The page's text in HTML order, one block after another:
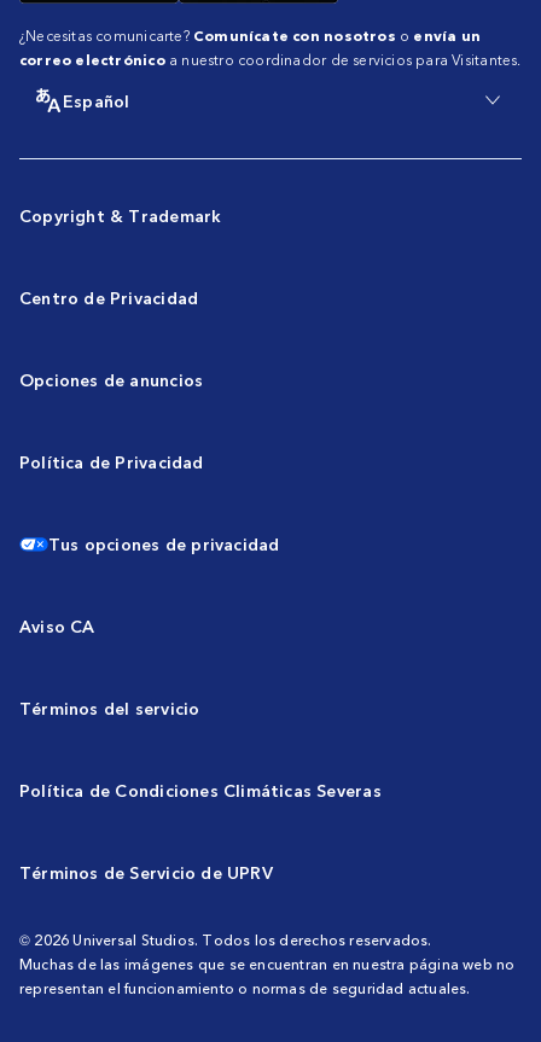
¿Necesitas comunicarte? Comunícate con nosotros o envía un
correo electrónicoa nuestro coordinador de servicios para Visitantes.
Español
Copyright & Trademark
Centro de Privacidad
Opciones de anuncios
Política de Privacidad
Tus opciones de privacidad
Aviso CA
Términos del servicio
Política de Condiciones Climáticas Severas
Términos de Servicio de UPRV
© 2026 Universal Studios. Todos los derechos reservados.
Muchas de las imágenes que se encuentran en nuestra página web no
representan el funcionamiento o normas de seguridad actuales.